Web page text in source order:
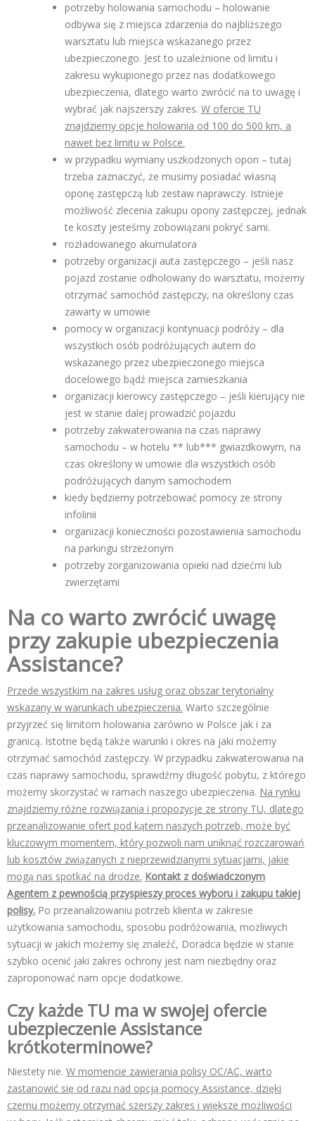
potrzeby holowania samochodu – holowanie
odbywa się z miejsca zdarzenia do najbliższego
warsztatu lub miejsca wskazanego przez
ubezpieczonego. Jest to uzależnione od limitu i
zakresu wykupionego przez nas dodatkowego
ubezpieczenia, dlatego warto zwrócić na to uwagę i
wybrać jak najszerszy zakres. W ofercie TU
znajdziemy opcje holowania od 100 do 500 km, a
nawet bez limitu w Polsce.
w przypadku wymiany uszkodzonych opon – tutaj
trzeba zaznaczyć, że musimy posiadać własną
oponę zastępczą lub zestaw naprawczy. Istnieje
możliwość zlecenia zakupu opony zastępczej, jednak
te koszty jesteśmy zobowiązani pokryć sami.
rozładowanego akumulatora
potrzeby organizacji auta zastępczego – jeśli nasz
pojazd zostanie odholowany do warsztatu, możemy
otrzymać samochód zastępczy, na określony czas
zawarty w umowie
pomocy w organizacji kontynuacji podróży – dla
wszystkich osób podróżujących autem do
wskazanego przez ubezpieczonego miejsca
docelowego bądź miejsca zamieszkania
organizacji kierowcy zastępczego – jeśli kierujący nie
jest w stanie dalej prowadzić pojazdu
potrzeby zakwaterowania na czas naprawy
samochodu – w hotelu ** lub*** gwiazdkowym, na
czas określony w umowie dla wszystkich osób
podróżujących danym samochodem
kiedy będziemy potrzebować pomocy ze strony
infolinii
organizacji konieczności pozostawienia samochodu
na parkingu strzeżonym
potrzeby zorganizowania opieki nad dziećmi lub
zwierzętami
Na co warto zwrócić uwagę
przy zakupie ubezpieczenia
Assistance?
Przede wszystkim na zakres usług oraz obszar terytorialny
wskazany w warunkach ubezpieczenia. Warto szczególnie
przyjrzeć się limitom holowania zarówno w Polsce jak i za
granicą. Istotne będą także warunki i okres na jaki możemy
otrzymać samochód zastępczy. W przypadku zakwaterowania na
czas naprawy samochodu, sprawdźmy długość pobytu, z którego
możemy skorzystać w ramach naszego ubezpieczenia. Na rynku
znajdziemy różne rozwiązania i propozycje ze strony TU, dlatego
przeanalizowanie ofert pod kątem naszych potrzeb, może być
kluczowym momentem, który pozwoli nam uniknąć rozczarowań
lub kosztów związanych z nieprzewidzianymi sytuacjami, jakie
mogą nas spotkać na drodze. Kontakt z doświadczonym
Agentem z pewnością przyspieszy proces wyboru i zakupu takiej
polisy. Po przeanalizowaniu potrzeb klienta w zakresie
użytkowania samochodu, sposobu podróżowania, możliwych
sytuacji w jakich możemy się znaleźć, Doradca będzie w stanie
szybko ocenić jaki zakres ochrony jest nam niezbędny oraz
zaproponować nam opcje dodatkowe.
Czy każde TU ma w swojej ofercie
ubezpieczenie Assistance
krótkoterminowe?
Niestety nie. W momencie zawierania polisy OC/AC, warto
zastanowić się od razu nad opcją pomocy Assistance, dzięki
czemu możemy otrzymać szerszy zakres i większe możliwości